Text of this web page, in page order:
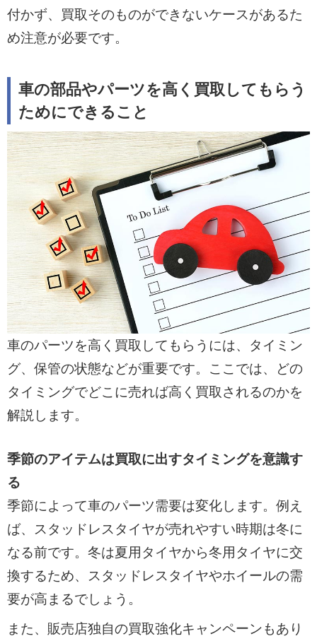
付かず、買取そのものができないケースがあるた
め注意が必要です。
車の部品やパーツを高く買取してもらう
ためにできること
車のパーツを高く買取してもらうには、タイミン
グ、保管の状態などが重要です。ここでは、どの
タイミングでどこに売れば高く買取されるのかを
解説します。
季節のアイテムは買取に出すタイミングを意識す
る
季節によって車のパーツ需要は変化します。例え
ば、スタッドレスタイヤが売れやすい時期は冬に
なる前です。冬は夏用タイヤから冬用タイヤに交
換するため、スタッドレスタイヤやホイールの需
要が高まるでしょう。
また、販売店独自の買取強化キャンペーンもあり